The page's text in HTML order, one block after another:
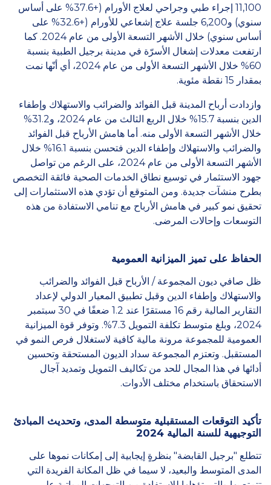
11,100 إجراء طبي وجراحي لعلاج الأورام (+37.6% على أساس
سنوي) و6,200 جلسة علاج إشعاعي للأورام (+32.6% على
أساس سنوي) خلال الأشهر التسعة الأولى من عام 2024. كما
ارتفعت معدلات إشغال الأسرّة في مدينة برجيل الطبية بنسبة
60% خلال الأشهر التسعة الأولى من عام 2024، أي أنّها نمت
بمقدار 15 نقطة مئوية.
وازدادت أرباح المدينة قبل الفوائد والضرائب والاستهلاك وإطفاء
الدين بنسبة 15.7% خلال الربع الثالث من عام 2024، و31.2%
خلال الأشهر التسعة الأولى منه. أما هامش الأرباح قبل الفوائد
والضرائب والاستهلاك وإطفاء الدين فتحسن بنسبة 16.1% خلال
الأشهر التسعة الأولى من عام 2024، على الرغم من تواصل
جهود الاستثمار في توسيع نطاق الخدمات الصحية فائقة التخصص
بطرح منشآت جديدة. ومن المتوقع أن تؤدي هذه الاستثمارات إلى
تحقيق نمو كبير في هامش الأرباح مع تنامي الاستفادة من هذه
التوسعات وإحالات المرضى.
الحفاظ على تميز الميزانية العمومية
ظل صافي ديون المجموعة / الأرباح قبل الفوائد والضرائب
والاستهلاك وإطفاء الدين وقبل تطبيق المعيار الدولي لإعداد
التقارير المالية رقم 16 مستقرًا عند 1.2 ضعفًا في 30 سبتمبر
2024، وبلغ متوسط تكلفة التمويل 7.3%. وتوفر قوة الميزانية
العمومية للمجموعة مرونة مالية كافية لاستغلال فرص النمو في
المستقبل. وتعتزم المجموعة سداد الديون المستحقة وتحسين
أدائها في هذا المجال للحد من تكاليف التمويل وتمديد آجال
الاستحقاق باستخدام مختلف الأدوات.
تأكيد التوقعات المستقبلية متوسطة المدى، وتحديث المبادئ
التوجيهية للسنة المالية 2024
تتطلع "برجيل القابضة" بنظرةٍ إيجابية إلى إمكانات نموها على
المدى المتوسط والبعيد، لا سيما في ظل المكانة الفريدة التي